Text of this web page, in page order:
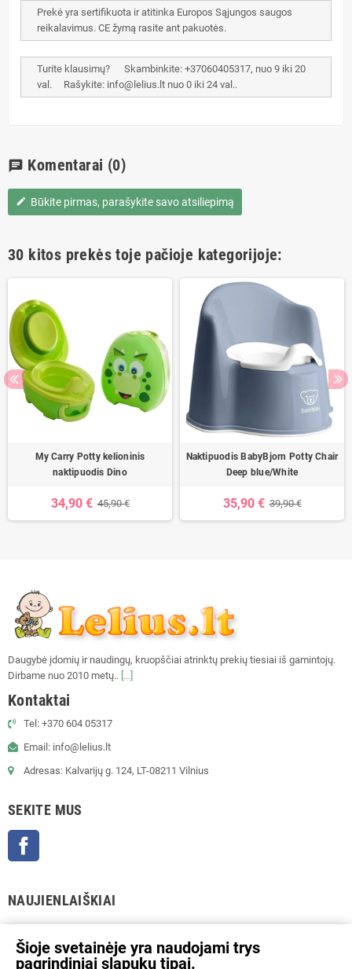
Prekė yra sertifikuota ir atitinka Europos Sąjungos saugos
reikalavimus. CE žymą rasite ant pakuotės.
Turite klausimų? Skambinkite: +37060405317, nuo 9 iki 20
val. Rašykite: info@lelius.lt nuo 0 iki 24 val..
chat Komentarai (0)
edit Būkite pirmas, parašykite savo atsiliepimą
30 kitos prekės toje pačioje kategorijoje:
My Carry Potty kelioninis
naktipuodis Dino
34,90 € 45,90 €
Naktipuodis BabyBjorn Potty Chair
Deep blue/White
35,90 € 39,90 €
Daugybė įdomių ir naudingų, kruopščiai atrinktų prekių tiesiai iš gamintojų.
Dirbame nuo 2010 metų.. [...]
Kontaktai
Tel: +370 604 05317
Email: info@lelius.lt
Adresas: Kalvarijų g. 124, LT-08211 Vilnius
SEKITE MUS
NAUJIENLAIŠKIAI
Šioje svetainėje yra naudojami trys
pagrindiniai slapukų tipai.